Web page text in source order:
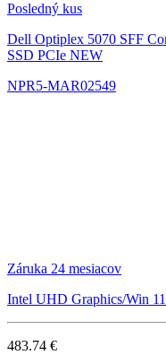
Posledný kus
Dell Optiplex 5070 SFF
SSD PCIe NEW
NPR5-MAR02549
Záruka 24 mesiacov
Intel UHD Graphics/Win
483.74 €